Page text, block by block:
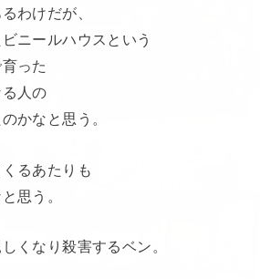
わけだが、
ニールハウスという
った
人の
かなと思う。
るあたりも
思う。
くなり殺害するベン。